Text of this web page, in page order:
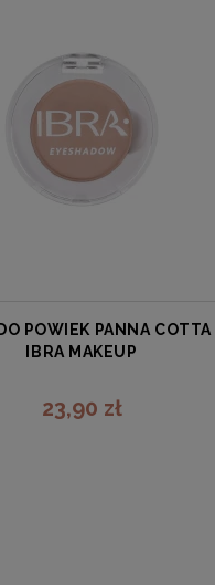
POWIEK PANNA COTTA
IBRA MAKEUP
IBRA
23,90 zł